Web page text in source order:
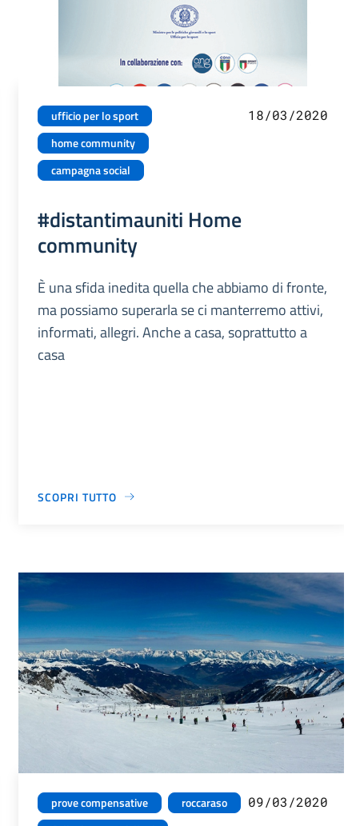
ufficio per lo sport
home community
campagna social
18/03/2020
#distantimauniti Home
community
È una sfida inedita quella che abbiamo di fronte,
ma possiamo superarla se ci manterremo attivi,
informati, allegri. Anche a casa, soprattutto a
casa
SCOPRI TUTTO
prove compensative
roccaraso
09/03/2020